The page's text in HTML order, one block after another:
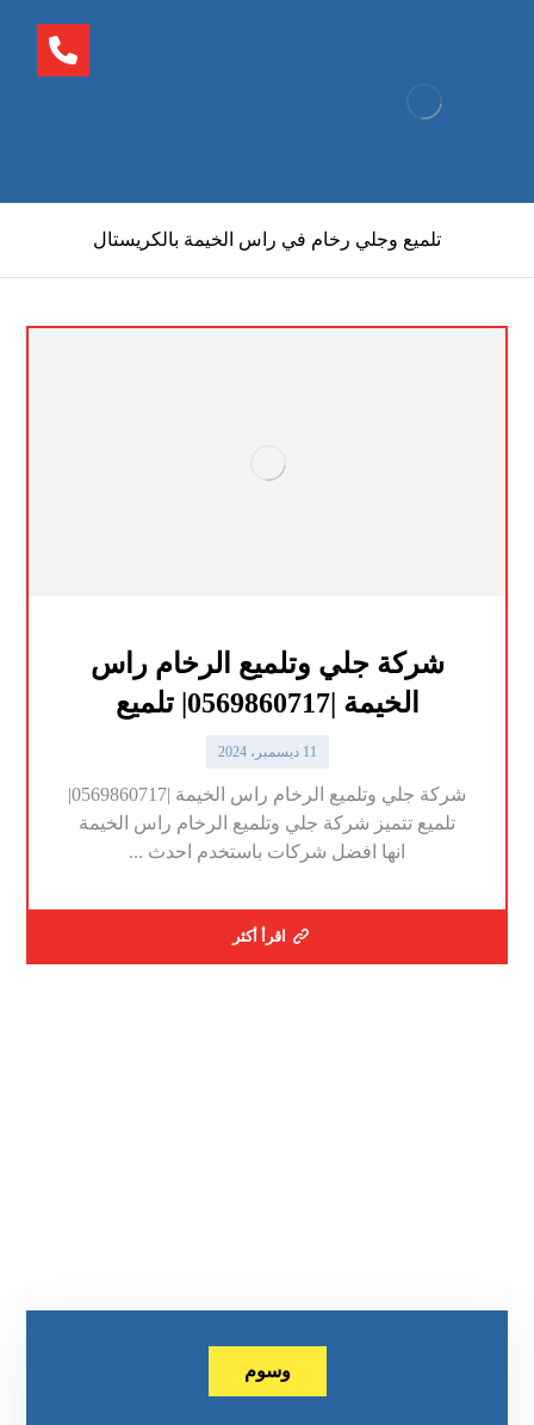
تلميع وجلي رخام في راس الخيمة بالكريستال
شركة جلي وتلميع الرخام راس
الخيمة |0569860717| تلميع
11 ديسمبر، 2024
شركة جلي وتلميع الرخام راس الخيمة |0569860717|
تلميع تتميز شركة جلي وتلميع الرخام راس الخيمة
انها افضل شركات باستخدم احدث ...
اقرأ أكثر
وسوم